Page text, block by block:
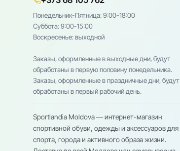
Понедельник-Пятница: 9:00-18:00
Cуббота: 9:00-15:00
Воскресенье: выходной
Заказы, оформленные в выходные дни, будут
обработаны в первую половину понедельника.
Заказы, оформленные в праздничные дни, будут
обработаны в первый рабочий день.
Sportlandia Moldova — интернет-магазин
спортивной обуви, одежды и аксессуаров для
спорта, города и активного образа жизни.